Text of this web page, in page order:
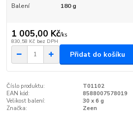
Balení
180 g
1 005,00 Kč/ks
830,58 Kč bez DPH
Přidat do košíku
Číslo produktu:
T01102
EAN kód:
8588007578019
Velikost balení:
30 x 6 g
Značka:
Zeen